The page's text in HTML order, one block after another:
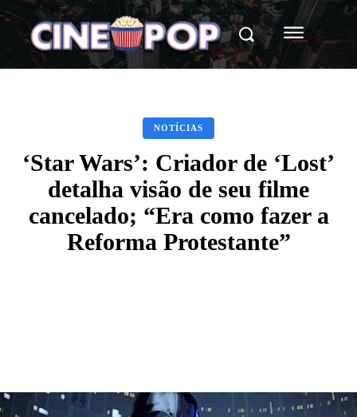
NOTÍCIAS
‘Star Wars’: Criador de ‘Lost’
detalha visão de seu filme
cancelado; “Era como fazer a
Reforma Protestante”